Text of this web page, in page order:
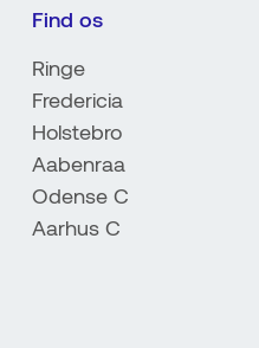
Find os
Ringe
Fredericia
Holstebro
Aabenraa
Odense C
Aarhus C